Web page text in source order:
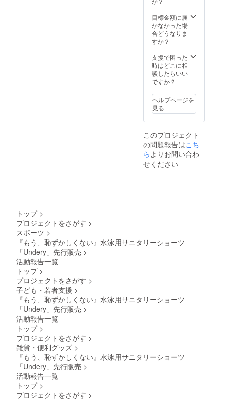
て頂き
ます。
※生産ラ
延によ
りお届
けが遅
れる場
ざいま
す。そ
の際に
はこち
ご連絡
いたし
ます。
す。備
考欄に
詳しい
内容を
くださ
い。 ※
クラウ
ドファ
ング期
日終了
後、順
次対応
いただ
きま
す。
目標金額に届
かなかった場
合どうなりま
すか？
支援で困った
時はどこに相
談したらいい
ですか？
ヘルプページを
見る
このプロジェクト
の問題報告はこち
ら よりお問い合わ
せください
トップ >
プロジェクトをさがす >
スポーツ >
『もう、恥ずかしくない』水泳用サニタリーショーツ
「Undery」先行販売 >
活動報告一覧
トップ >
プロジェクトをさがす >
子ども・若者支援 >
『もう、恥ずかしくない』水泳用サニタリーショーツ
「Undery」先行販売 >
活動報告一覧
トップ >
プロジェクトをさがす >
雑貨・便利グッズ >
『もう、恥ずかしくない』水泳用サニタリーショーツ
「Undery」先行販売 >
活動報告一覧
トップ >
プロジェクトをさがす >